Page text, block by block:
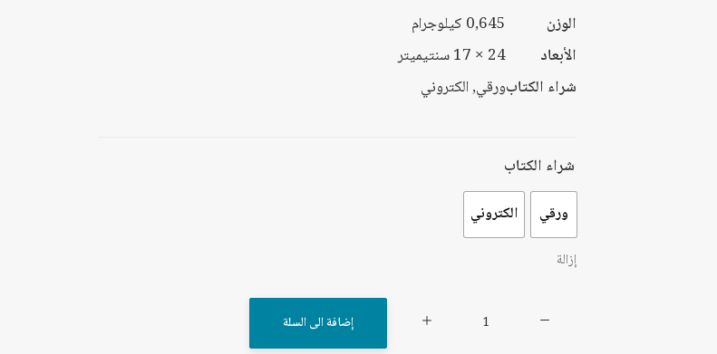
الوزن
0,645 كيلوجرام
الأبعاد
24 × 17 سنتيميتر
شراء الكتابورقي, الكتروني
شراء الكتاب
ورقي الكتروني
إزالة
إضافة الى السلة